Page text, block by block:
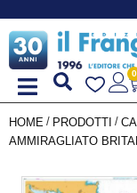
0
HOME / PRODOTTI /
AMMIRAGLIATO